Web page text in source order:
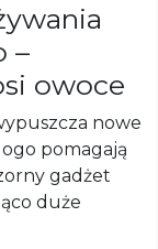
–
owoce
nowe
pomagają
gadżet
duże